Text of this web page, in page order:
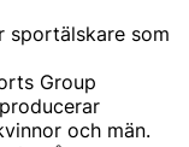
sportälskare som
Group
och män.